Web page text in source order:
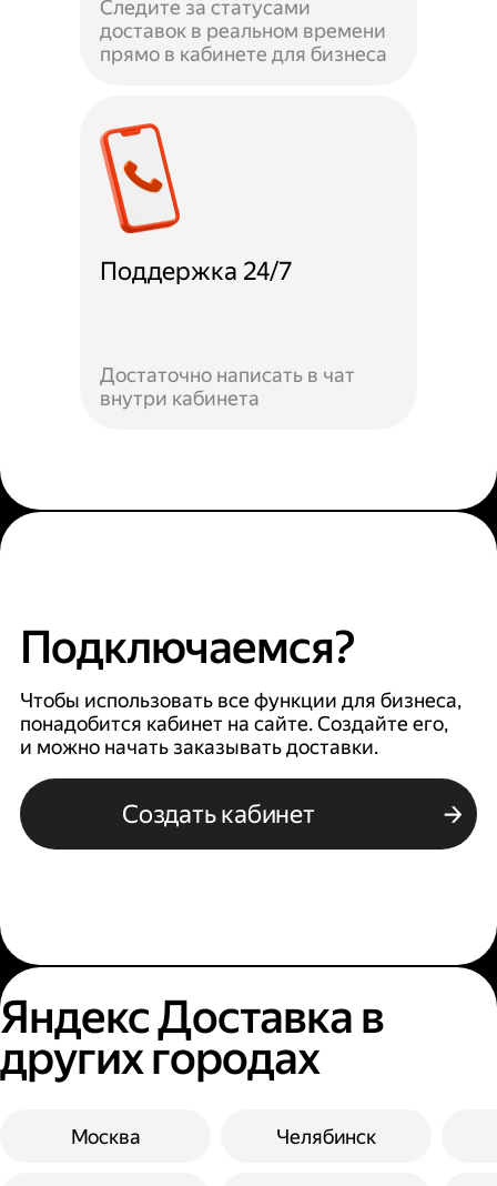
Следите за статусами
доставок в реальном времени
прямо в кабинете для бизнеса
Поддержка 24/7
Достаточно написать в чат
внутри кабинета
Подключаемся?
Чтобы использовать все функции для бизнеса,
понадобится кабинет на сайте. Создайте его,
и можно начать заказывать доставки.
Создать кабинет
Яндекс Доставка в
других городах
Москва Челябинск